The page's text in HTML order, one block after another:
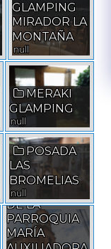
GLAMPING
MIRADOR LA
MONTAÑA
null
MERAKI
GLAMPING
null
POSADA
LAS
BROMELIAS
nullTEMPLO
DE LA
PARROQUIA
MARÍA